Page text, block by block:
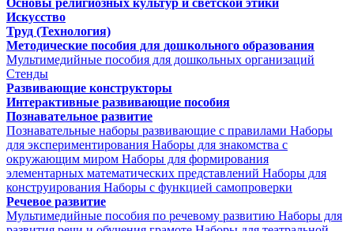
Основы религиозных культур и светской этики
Искусство
Труд (Технология)
Методические пособия для дошкольного образования
Мультимедийные пособия для дошкольных организаций
Стенды
Развивающие конструкторы
Интерактивные развивающие пособия
Познавательное развитие
Познавательные наборы развивающие с правилами Наборы
для экспериментирования Наборы для знакомства с
окружающим миром Наборы для формирования
элементарных математических представлений Наборы для
конструирования Наборы с функцией самопроверки
Речевое развитие
Мультимедийные пособия по речевому развитию Наборы для